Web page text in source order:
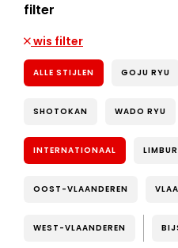
filter
wis filter
ALLE STIJLEN GOJU RYU
SHOTOKAN WADO RYU
INTERNATIONAAL
OOST-VLAANDEREN
WEST-VLAANDEREN